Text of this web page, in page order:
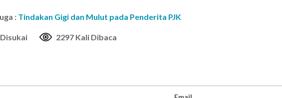
: Tindakan Gigi dan Mulut pada Penderita PJK
2297 Kali Dibaca